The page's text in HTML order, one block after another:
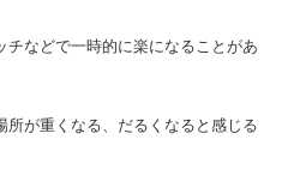
チなどで一時的に楽になることがあ
所が重くなる、だるくなると感じる